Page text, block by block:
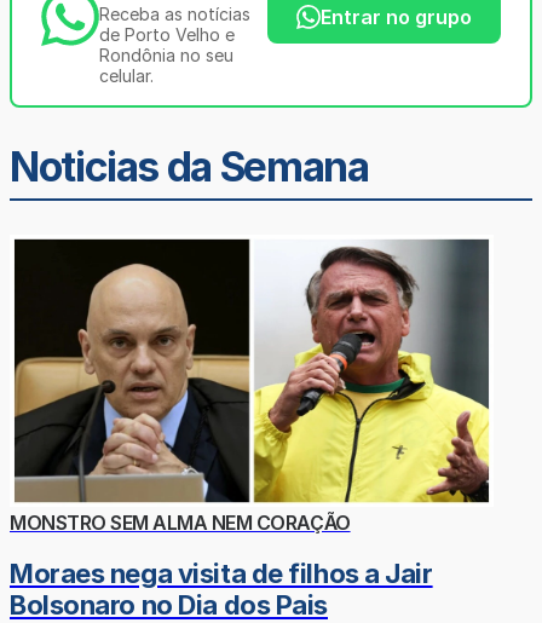
Receba as notícias
de Porto Velho e
Rondônia no seu
celular.
Entrar no grupo
Noticias da Semana
MONSTRO SEM ALMA NEM CORAÇÃO
Moraes nega visita de filhos a Jair
Bolsonaro no Dia dos Pais